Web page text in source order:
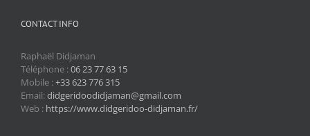
CONTACT INFO
Raphaël Didjaman
Téléphone :06 23 77 63 15
Mobile :+33 623 776 315
Email:didgeridoodidjaman@gmail.com
Web : https://www.didgeridoo-didjaman.fr/